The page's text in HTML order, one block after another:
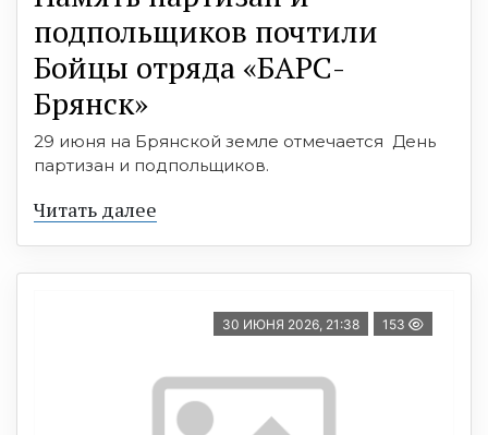
подпольщиков почтили
Бойцы отряда «БАРС-
Брянск»
29 июня на Брянской земле отмечается День
партизан и подпольщиков.
Читать далее
30 ИЮНЯ 2026, 21:38 153